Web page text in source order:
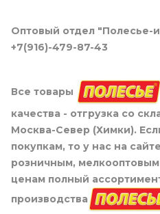
Оптовый отдел "Полесье-
+7(916)-479-87-43
Все товары
качества - отгрузка со
Москва-Север (Химки).
покупкам, то у нас на
розничным,
ценам полный
производства